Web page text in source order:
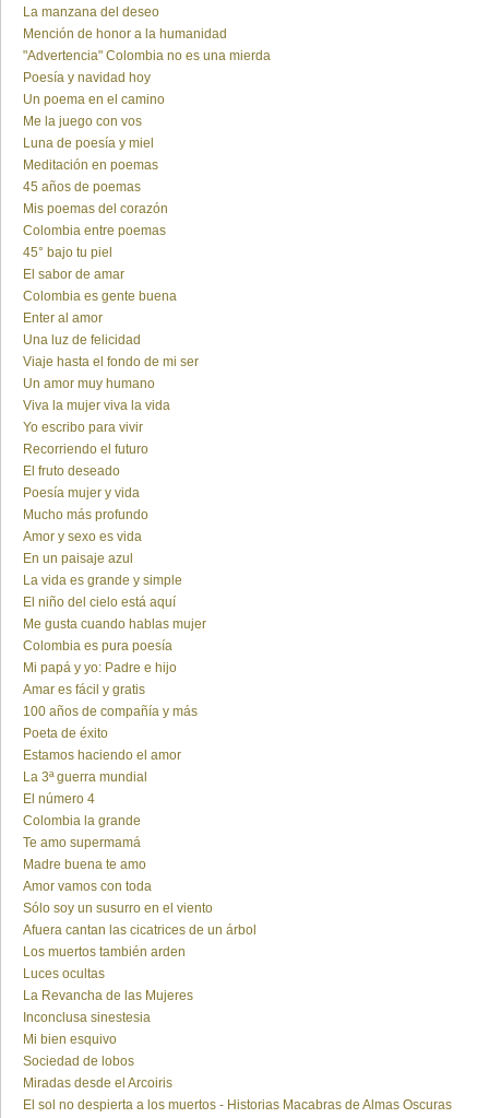
La manzana del deseo
Mención de honor a la humanidad
"Advertencia" Colombia no es una mierda
Poesía y navidad hoy
Un poema en el camino
Me la juego con vos
Luna de poesía y miel
Meditación en poemas
45 años de poemas
Mis poemas del corazón
Colombia entre poemas
45° bajo tu piel
El sabor de amar
Colombia es gente buena
Enter al amor
Una luz de felicidad
Viaje hasta el fondo de mi ser
Un amor muy humano
Viva la mujer viva la vida
Yo escribo para vivir
Recorriendo el futuro
El fruto deseado
Poesía mujer y vida
Mucho más profundo
Amor y sexo es vida
En un paisaje azul
La vida es grande y simple
El niño del cielo está aquí
Me gusta cuando hablas mujer
Colombia es pura poesía
Mi papá y yo: Padre e hijo
Amar es fácil y gratis
100 años de compañía y más
Poeta de éxito
Estamos haciendo el amor
La 3ª guerra mundial
El número 4
Colombia la grande
Te amo supermamá
Madre buena te amo
Amor vamos con toda
Sólo soy un susurro en el viento
Afuera cantan las cicatrices de un árbol
Los muertos también arden
Luces ocultas
La Revancha de las Mujeres
Inconclusa sinestesia
Mi bien esquivo
Sociedad de lobos
Miradas desde el Arcoiris
El sol no despierta a los muertos - Historias Macabras de Almas Oscuras